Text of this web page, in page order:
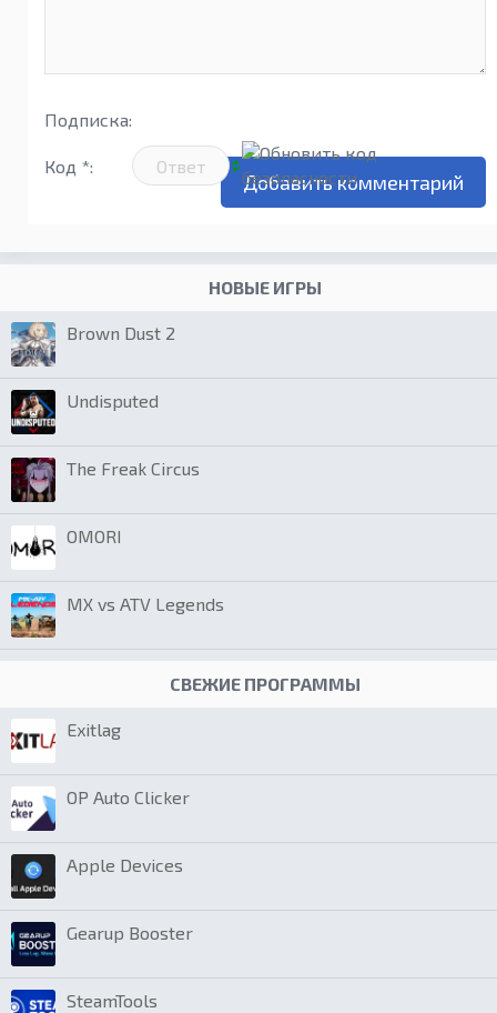
Подписка:
Код *:
НОВЫЕ ИГРЫ
Brown Dust 2
Undisputed
The Freak Circus
OMORI
MX vs ATV Legends
СВЕЖИЕ ПРОГРАММЫ
Exitlag
OP Auto Clicker
Apple Devices
Gearup Booster
SteamTools